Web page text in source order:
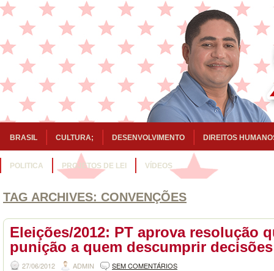
BRASIL CULTURA; DESENVOLVIMENTO DIREITOS
POLITICA PROJETOS DE LEI VÍDEOS
TAG ARCHIVES: CONVENÇÕES
Eleições/2012: PT aprova resolução
punição a quem descumprir
27/06/2012 ADMIN SEM COMENTÁRIOS